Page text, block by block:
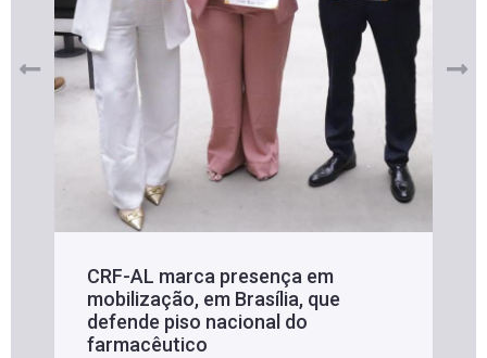
CRF-AL marca presença em
mobilização, em Brasília, que
defende piso nacional do
farmacêutico